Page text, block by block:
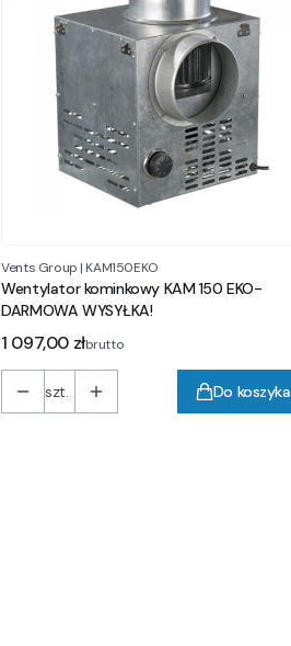
Vents Group | KAM150EKO
Wentylator kominkowy KAM 150 EKO-
DARMOWA WYSYŁKA!
Cena
1 097,00 złbrutto
szt. Do koszyka